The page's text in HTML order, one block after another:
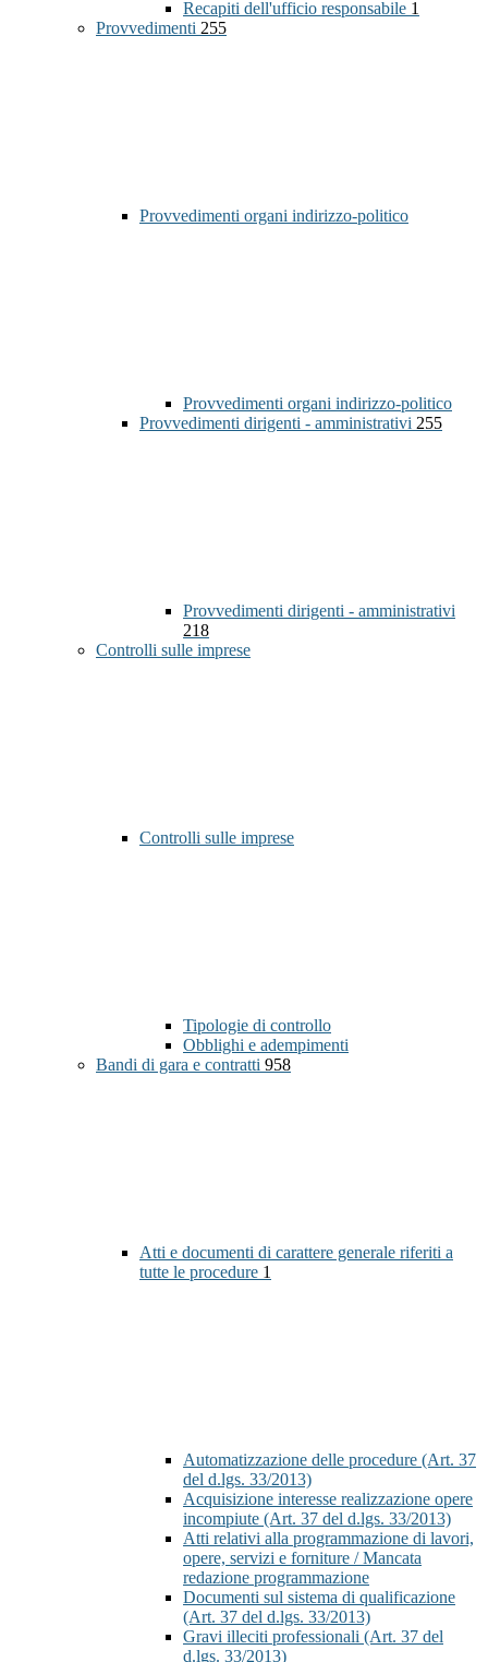
Recapiti dell'ufficio responsabile 1
Provvedimenti 255
Provvedimenti organi indirizzo-politico
Provvedimenti organi indirizzo-politico
Provvedimenti dirigenti - amministrativi 255
Provvedimenti dirigenti - amministrativi
218
Controlli sulle imprese
Controlli sulle imprese
Tipologie di controllo
Obblighi e adempimenti
Bandi di gara e contratti 958
Atti e documenti di carattere generale riferiti a
tutte le procedure 1
Automatizzazione delle procedure (Art. 37
del d.lgs. 33/2013)
Acquisizione interesse realizzazione opere
incompiute (Art. 37 del d.lgs. 33/2013)
Atti relativi alla programmazione di lavori,
opere, servizi e forniture / Mancata
redazione programmazione
Documenti sul sistema di qualificazione
(Art. 37 del d.lgs. 33/2013)
Gravi illeciti professionali (Art. 37 del
d.lgs. 33/2013)